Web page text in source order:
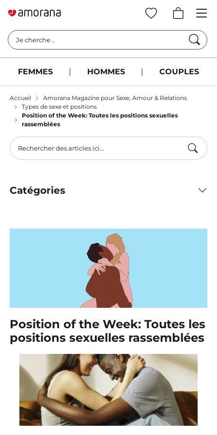
Je cherche ..
FEMMES | HOMMES | COUPLES
Accueil
Amorana Magazine pour Sexe, Amour & Relations
Types de sexe et positions
Position of the Week: Toutes les positions sexuelles
rassemblées
Catégories
Position of the Week: Toutes les
positions sexuelles rassemblées